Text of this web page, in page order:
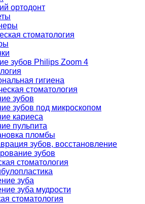
ортодонт
стоматология
зубов Philips Zoom 4
гигиена
стоматология
зубов
зубов под микроскопом
кариеса
пульпита
пломбы
зубов, восстановление
зубов
стоматология
зуба
зуба мудрости
стоматология